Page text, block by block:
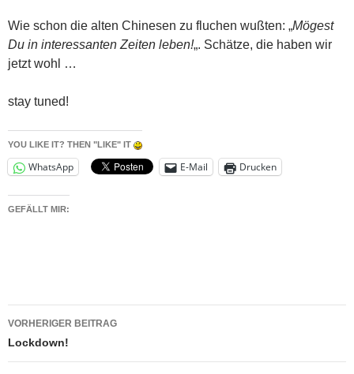
Wie schon die alten Chinesen zu fluchen wußten: „Mögest
Du in interessanten Zeiten leben!„. Schätze, die haben wir
jetzt wohl …
stay tuned!
YOU LIKE IT? THEN "LIKE" IT
WhatsApp E-Mail Drucken
GEFÄLLT MIR:
Beitragsnavigation
VORHERIGER BEITRAG
Lockdown!